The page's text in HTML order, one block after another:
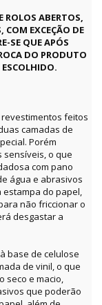
ROLOS ABERTOS,
EXCEÇÃO DE
SE QUE APÓS
DO PRODUTO
feitos
camadas de
Porém
sensíveis, o que
com pano
água e abrasivos
do papel,
não friccionar o
desgastar a
base de celulose
de vinil, o que
seco e macio,
que poderão